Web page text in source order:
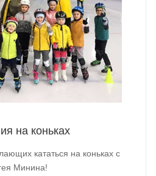
на коньках
кататься на коньках с
Минина!